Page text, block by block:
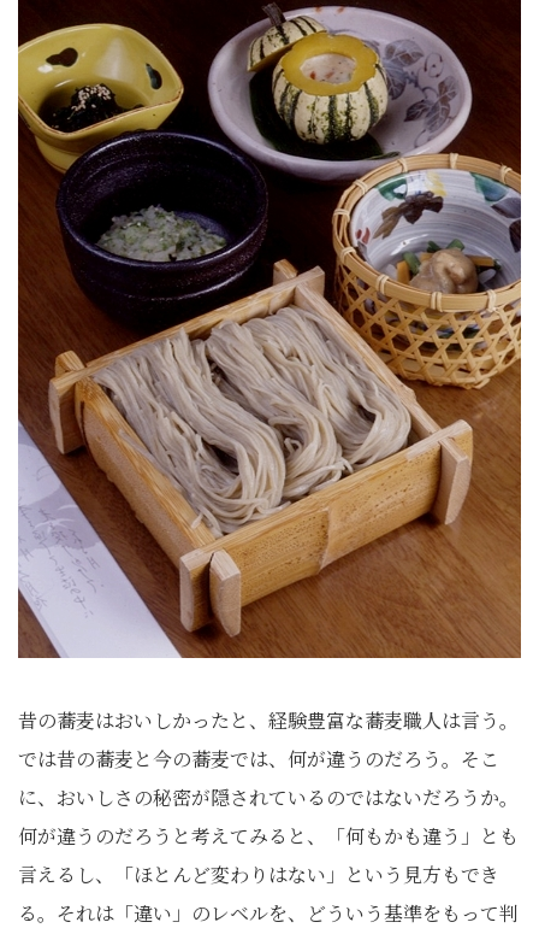
昔の蕎麦はおいしかったと、経験豊富な蕎麦職人は言う。
では昔の蕎麦と今の蕎麦では、何が違うのだろう。そこ
に、おいしさの秘密が隠されているのではないだろうか。
何が違うのだろうと考えてみると、「何もかも違う」とも
言えるし、「ほとんど変わりはない」という見方もでき
る。それは「違い」のレベルを、どういう基準をもって判